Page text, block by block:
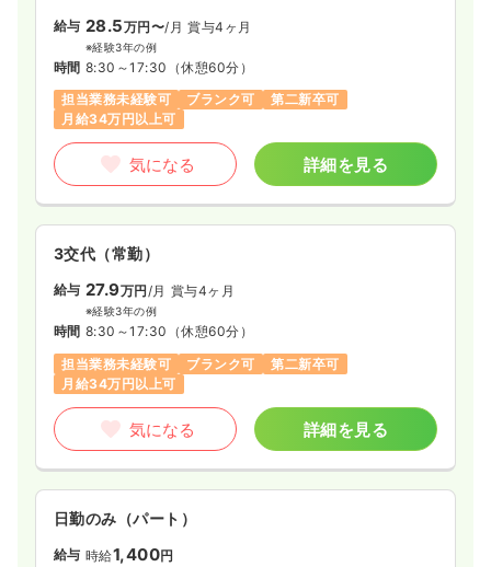
給与 28.5万円〜/月 賞与4ヶ月
※経験3年の例
時間 8:30～17:30 （休憩60分）
担当業務未経験可
ブランク可
第二新卒可
月給34万円以上可
気になる 詳細を見る
3交代（常勤）
給与 27.9万円/月 賞与4ヶ月
※経験3年の例
時間 8:30～17:30 （休憩60分）
担当業務未経験可
ブランク可
第二新卒可
月給34万円以上可
気になる 詳細を見る
日勤のみ（パート）
給与 時給1,400円